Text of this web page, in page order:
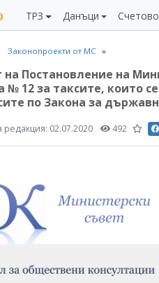
ТРЗ Данъци
Законопроекти от МС
на Постановление на
№ 12 за таксите, които
по Закона за
редакция: 02.07.2020 492